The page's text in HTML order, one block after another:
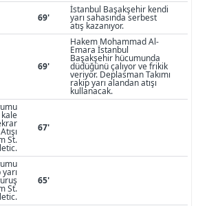
69'
İstanbul Başakşehir kendi
yarı sahasında serbest
atış kazanıyor.
69'
Hakem Mohammad Al-
Emara İstanbul
Başakşehir hücumunda
düdüğünü çalıyor ve frikik
veriyor. Deplasman Takımı
rakip yarı alandan atışı
kullanacak.
kale
St.
67'
St.
65'